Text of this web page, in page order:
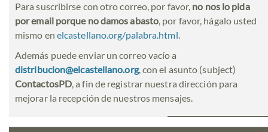
Para suscribirse con otro correo, por favor, no nos lo pida
por email porque no damos abasto, por favor, hágalo usted
mismo en elcastellano.org/palabra.html.
Además puede enviar un correo vacío a
distribucion@elcastellano.org, con el asunto (subject)
ContactosPD, a fin de registrar nuestra dirección para
mejorar la recepción de nuestros mensajes.